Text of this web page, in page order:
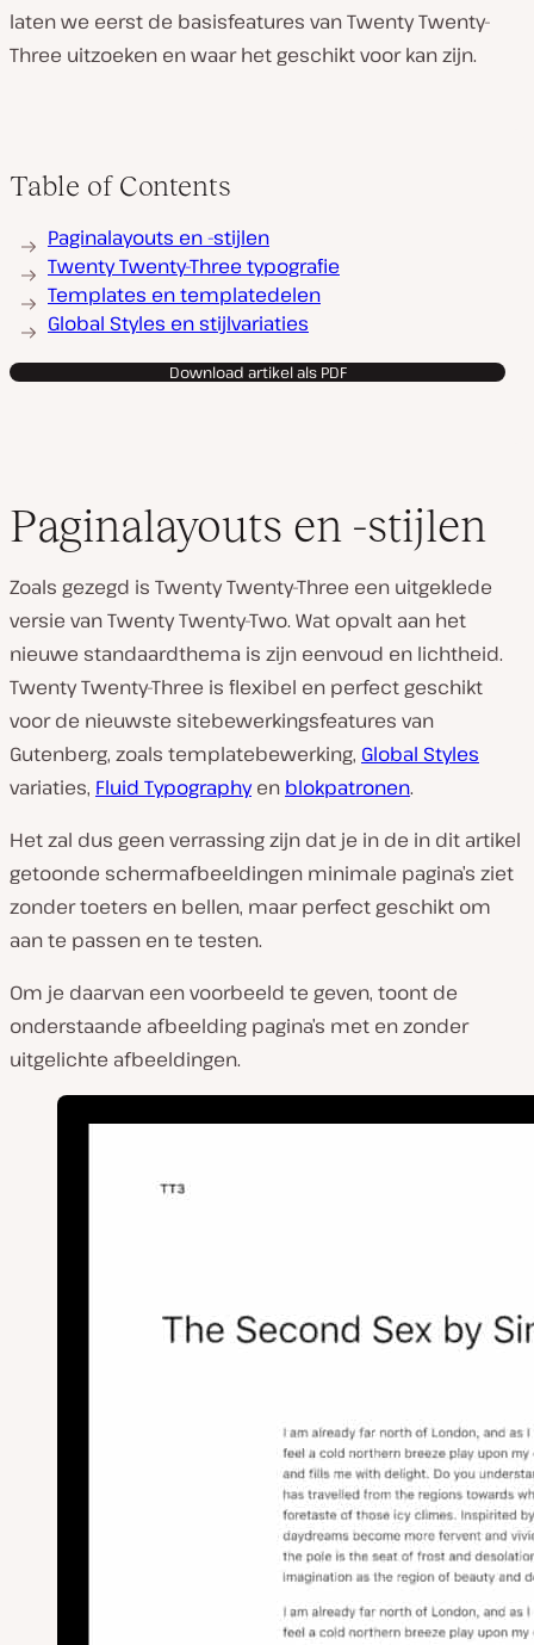
laten we eerst de basisfeatures van Twenty Twenty-
Three uitzoeken en waar het geschikt voor kan zijn.
Table of Contents
Paginalayouts en -stijlen
Twenty Twenty-Three typografie
Templates en templatedelen
Global Styles en stijlvariaties
Download artikel als PDF
Paginalayouts en -stijlen
Zoals gezegd is Twenty Twenty-Three een uitgeklede
versie van Twenty Twenty-Two. Wat opvalt aan het
nieuwe standaardthema is zijn eenvoud en lichtheid.
Twenty Twenty-Three is flexibel en perfect geschikt
voor de nieuwste sitebewerkingsfeatures van
Gutenberg, zoals templatebewerking, Global Styles
variaties, Fluid Typographyen blokpatronen.
Het zal dus geen verrassing zijn dat je in de in dit artikel
getoonde schermafbeeldingen minimale pagina’s ziet
zonder toeters en bellen, maar perfect geschikt om
aan te passen en te testen.
Om je daarvan een voorbeeld te geven, toont de
onderstaande afbeelding pagina’s met en zonder
uitgelichte afbeeldingen.